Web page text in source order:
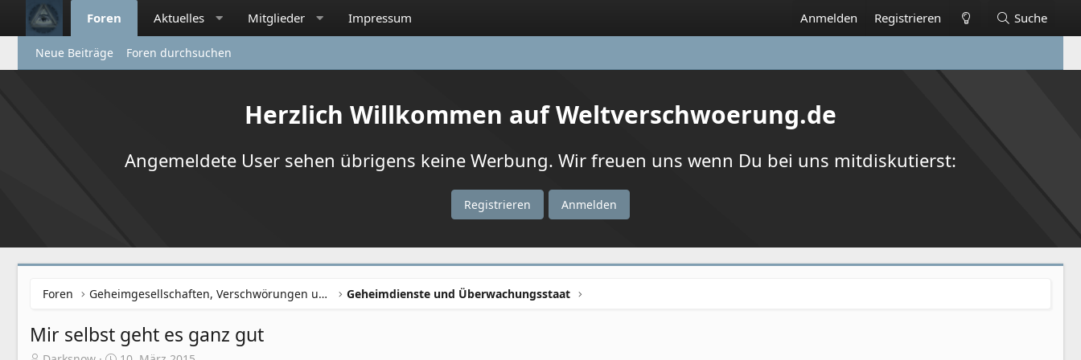
Foren Aktuelles Mitglieder Impressum Anmelden Registrieren Suche
Neue Beiträge Foren durchsuchen
Herzlich Willkommen auf Weltverschwoerung.de
Angemeldete User sehen übrigens keine Werbung. Wir freuen uns wenn Du bei uns mitdiskutierst:
Registrieren Anmelden
Foren Geheimgesellschaften, Verschwörungen und NWO Geheimdienste und Überwachungsstaat
Mir selbst geht es ganz gut